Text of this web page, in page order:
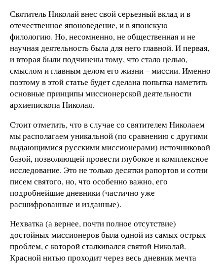
Святитель Николай внес свой серьезный вклад и в
отечественное японоведение, и в японскую
филологию. Но, несомненно, не общественная и не
научная деятельность была для него главной. И первая,
и вторая были подчинены тому, что стало целью,
смыслом и главным делом его жизни – миссии. Именно
поэтому в этой статье будет сделана попытка наметить
основные принципы миссионерской деятельности
архиепископа Николая.
Стоит отметить, что в случае со святителем Николаем
мы располагаем уникальной (по сравнению с другими
выдающимися русскими миссионерами) источниковой
базой, позволяющей провести глубокое и комплексное
исследование. Это не только десятки рапортов и сотни
писем святого, но, что особенно важно, его
подробнейшие дневники (частично уже
расшифрованные и изданные).
Нехватка (а вернее, почти полное отсутствие)
достойных миссионеров была одной из самых острых
проблем, с которой сталкивался святой Николай.
Красной нитью проходит через весь дневник мечта